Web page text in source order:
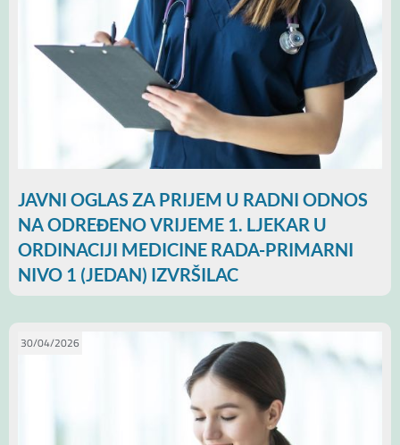
JAVNI OGLAS ZA PRIJEM U RADNI ODNOS
NA ODREĐENO VRIJEME 1. LJEKAR U
ORDINACIJI MEDICINE RADA-PRIMARNI
NIVO 1 (JEDAN) IZVRŠILAC
30/04/2026